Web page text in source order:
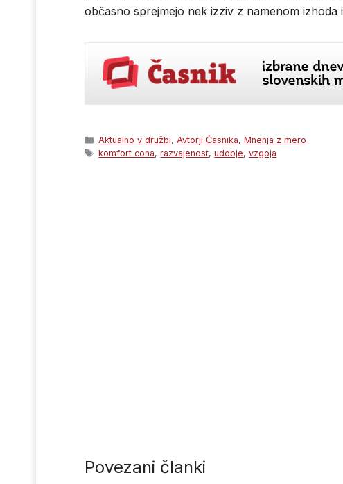
občasno sprejmejo nek izziv z namenom izhoda
Categories
Aktualno v družbi,Avtorji Časnika,Mnenja z mero
Tags
komfort cona,razvajenost,udobje,vzgoja
Povezani članki